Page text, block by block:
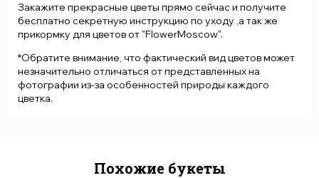
Закажите прекрасные цветы прямо сейчас и получите
бесплатно секретную инструкцию по уходу ,а так же
прикормку для цветов от "FlowerMoscow".
*Обратите внимание, что фактический вид цветов может
незначительно отличаться от представленных на
фотографии из-за особенностей природы каждого
цветка.
Похожие букеты